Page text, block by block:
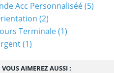
VOUS AIMEREZ AUSSI :
Acc Personnaliséé(5)
(2)
Terminale(1)
(1)